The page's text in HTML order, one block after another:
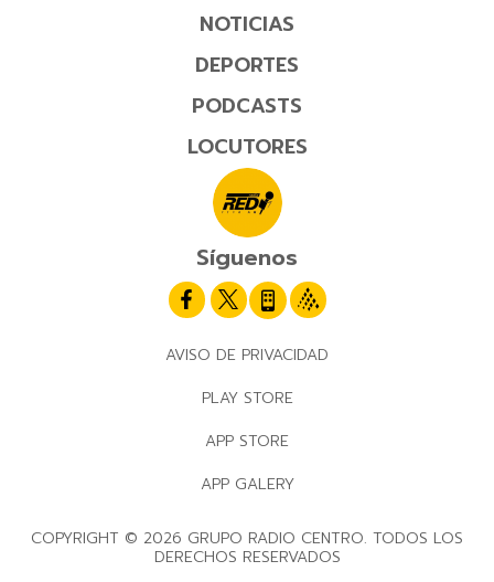
NOTICIAS
DEPORTES
PODCASTS
LOCUTORES
Síguenos
AVISO DE PRIVACIDAD
PLAY STORE
APP STORE
APP GALERY
COPYRIGHT © 2026 GRUPO RADIO CENTRO. TODOS LOS
DERECHOS RESERVADOS